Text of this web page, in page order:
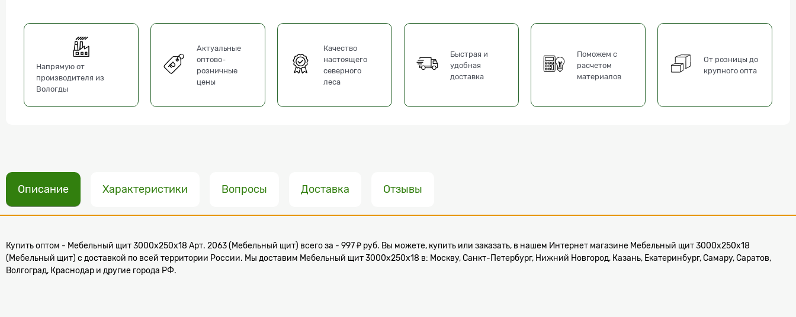
Напрямую от
производителя из
Вологды
Актуальные
оптово-
розничные
цены
Качество
настоящего
северного
леса
Быстрая и
удобная
доставка
Поможем с
расчетом
материалов
От розницы до
крупного опта
Описание Характеристики Вопросы Доставка Отзывы
Купить оптом - Мебельный щит 3000x250x18 Арт. 2063 (Мебельный щит) всего за - 997 ₽ руб. Вы можете, купить или заказать, в нашем Интернет магазине Мебельный щит 3000x250x18
(Мебельный щит) с доставкой по всей территории России. Мы доставим Мебельный щит 3000x250x18 в: Москву, Санкт-Петербург, Нижний Новгород, Казань, Екатеринбург, Самару, Саратов,
Волгоград, Краснодар и другие города РФ.